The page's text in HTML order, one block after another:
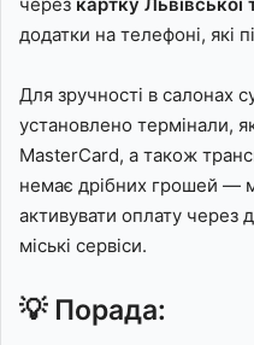
додатки на телефоні, які
Для зручності в салонах
установлено термінали,
MasterCard, а також
немає дрібних грошей —
активувати оплату через
міські сервіси.
💡 Порада: